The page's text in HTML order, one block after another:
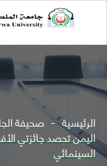
الرئيسية صحيفة
اليمن تحصد جائزتي
السينمائي